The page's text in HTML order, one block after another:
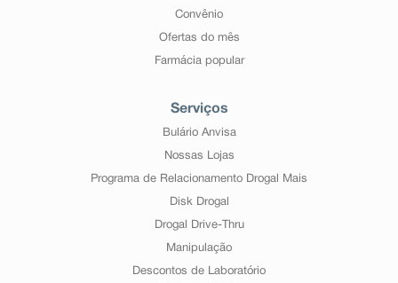
Convênio
Ofertas do mês
Farmácia popular
Serviços
Bulário Anvisa
Nossas Lojas
Programa de Relacionamento Drogal Mais
Disk Drogal
Drogal Drive-Thru
Manipulação
Descontos de Laboratório